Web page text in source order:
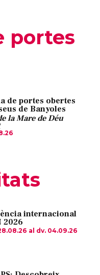
portes
de portes obertes
de Banyoles
la Mare de Déu
internacional
2026
al dv. 04.09.26